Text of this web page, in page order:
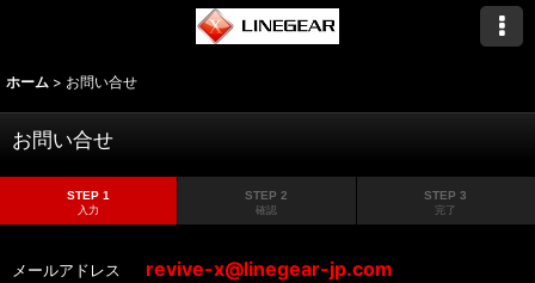
ホーム > お問い合せ
お問い合せ
STEP 1
入力
STEP 2
確認
STEP 3
完了
メールアドレス revive-x@linegear-jp.com